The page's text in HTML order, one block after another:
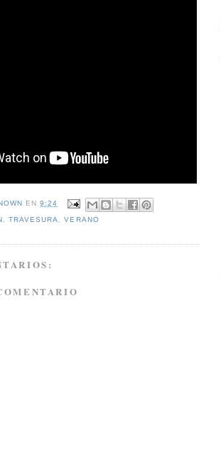
EN9:24
,TRAVESURA ,VERANO